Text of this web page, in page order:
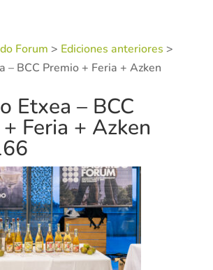
Forum > Ediciones anteriores >
– BCC Premio + Feria + Azken
Etxea – BCC
Feria + Azken